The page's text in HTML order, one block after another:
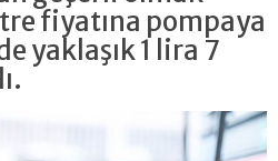
fiyatına pompaya
yaklaşık 1 lira 7